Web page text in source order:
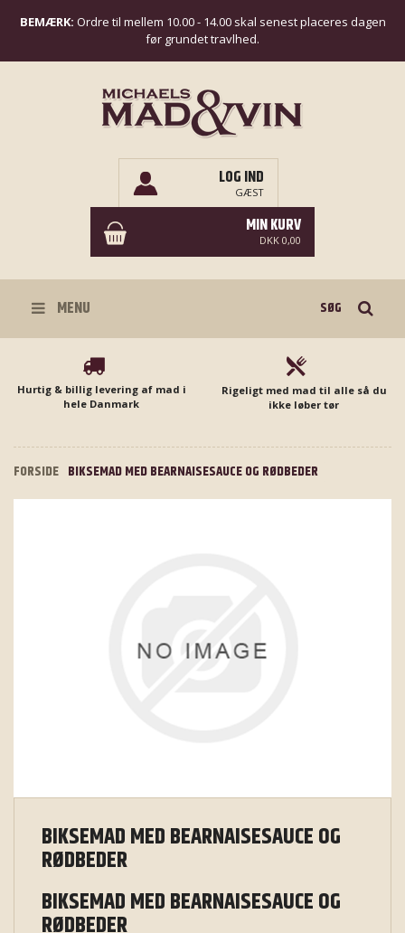
BEMÆRK: Ordre til mellem 10.00 - 14.00 skal senest placeres dagen
før grundet travlhed.
LOG IND
GÆST
MIN KURV
DKK 0,00
MENU
Hurtig & billig levering af mad i
hele Danmark
Rigeligt med mad til alle så du
ikke løber tør
FORSIDE BIKSEMAD MED BEARNAISESAUCE OG RØDBEDER
BIKSEMAD MED BEARNAISESAUCE OG
RØDBEDER
BIKSEMAD MED BEARNAISESAUCE OG
RØDBEDER